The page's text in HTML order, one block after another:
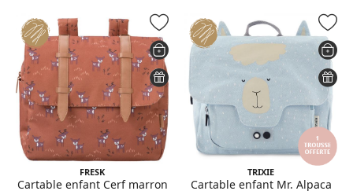
FRESK
Cartable enfant Cerf marron
TRIXIE
Cartable enfant Mr. Alpaca